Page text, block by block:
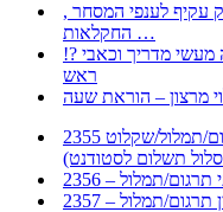
, התעשייה , פיצויי מס רכוש בגין נזק עקיף לענפי המסחר
החקלאות …
!? איך להפרד מהמיגרנה לשחרור ממיגרנה מעשי מדריך וכאבי
ראש
מרצון – הוראת שעה
2355 דרישה לתשלום עבור מתן שירותי תרגום/תמלול/שקלוט
תשלום לסטודנט)
תרגום/תמלול
תרגום/תמלול